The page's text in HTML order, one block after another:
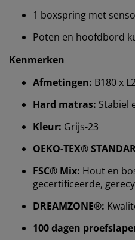
1 boxspring met
Poten en hoofdbord
Kenmerken
Afmetingen: B180 x
Hard matras: Stabiel
Kleur: Grijs-23
OEKO-TEX®
FSC® Mix: Hout en
gecertificeerde,
DREAMZONE®:
100 dagen